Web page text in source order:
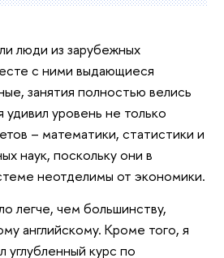
люди из зарубежных
с ними выдающиеся
занятия полностью велись
уровень не только
– математики, статистики и
наук, поскольку они в
неотделимы от экономики.
легче, чем большинству,
английскому. Кроме того, я
курс по